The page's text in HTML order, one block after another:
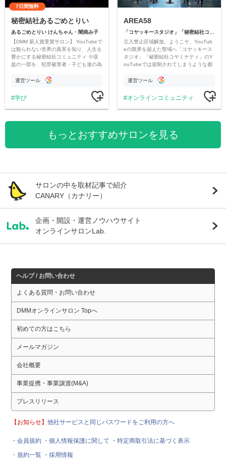
7日間無料
秘密結社あるごめとりい
あるごめとりい けんちゃん・闇病み子
【DMM 新人賞受賞サロン】 YouTubeで
は観られない世界の真実を知り、人生を
豊かにする秘密結社コミュニティ ※収
益の一部を、犯罪被害者・子ども達の為
す運営ツール
学び
AREA58
立入禁止区域解放。ようこそ、YouTub
eの限界を超えた聖域へ「コヤッキース
タジオ」「秘密結社コヤミナティ」のY
ouTubeでは規制されてしまうような都
公開。
運営ツール
オンラインコミュニティ
もっとおすすめサロンを見る
サロンの中を取材記事で紹介
CANARY（カナリー）
企画・開設・運営ノウハウサイト
オンラインサロンLab.
ヘルプ / お問い合わせ
よくある質問・お問い合わせ
DMMオンラインサロン Topへ
初めての方はこちら
メールマガジン
会社概要
事業提携・事業譲渡(M&A)
プレスリリース
【お知らせ】他社サービスと同じパスワードをご利用の方へ
・会員規約 ・個人情報保護に関して
・特定商取引法に基づく表示
・規約一覧 ・採用情報